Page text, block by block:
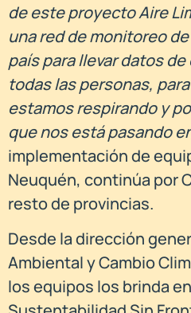
de este proyecto Aire
una red de monitoreo
país para llevar datos de
todas las personas,
estamos respirando y
que nos está pasando
implementación de
Neuquén, continúa por
resto de provincias.
Desde la dirección
Ambiental y Cambio
los equipos los brinda